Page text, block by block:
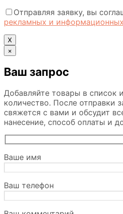
Отправляя заявку, вы
рекламных и
Х
×
Ваш запрос
Добавляйте товары в список
количество. После отправки
свяжется с вами и обсудит
нанесение, способ оплаты и
Ваше имя
Ваш телефон